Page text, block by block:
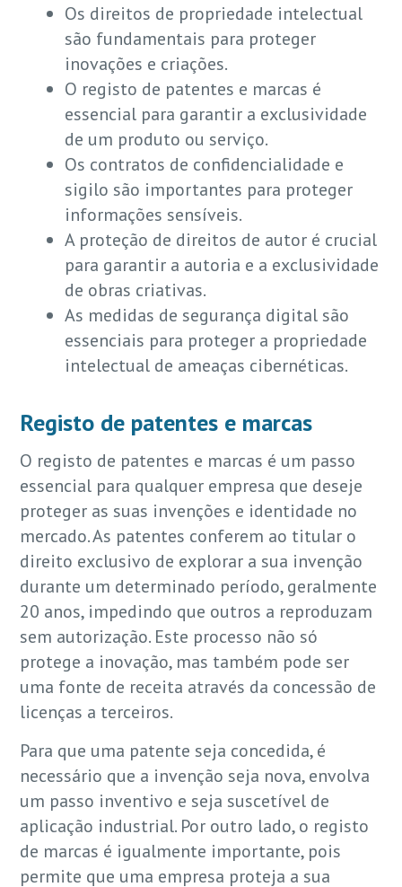
Os direitos de propriedade intelectual
são fundamentais para proteger
inovações e criações.
O registo de patentes e marcas é
essencial para garantir a exclusividade
de um produto ou serviço.
Os contratos de confidencialidade e
sigilo são importantes para proteger
informações sensíveis.
A proteção de direitos de autor é crucial
para garantir a autoria e a exclusividade
de obras criativas.
As medidas de segurança digital são
essenciais para proteger a propriedade
intelectual de ameaças cibernéticas.
Registo de patentes e marcas
O registo de patentes e marcas é um passo
essencial para qualquer empresa que deseje
proteger as suas invenções e identidade no
mercado. As patentes conferem ao titular o
direito exclusivo de explorar a sua invenção
durante um determinado período, geralmente
20 anos, impedindo que outros a reproduzam
sem autorização. Este processo não só
protege a inovação, mas também pode ser
uma fonte de receita através da concessão de
licenças a terceiros.
Para que uma patente seja concedida, é
necessário que a invenção seja nova, envolva
um passo inventivo e seja suscetível de
aplicação industrial. Por outro lado, o registo
de marcas é igualmente importante, pois
permite que uma empresa proteja a sua